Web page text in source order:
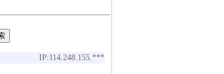
IP:114.248.155.***